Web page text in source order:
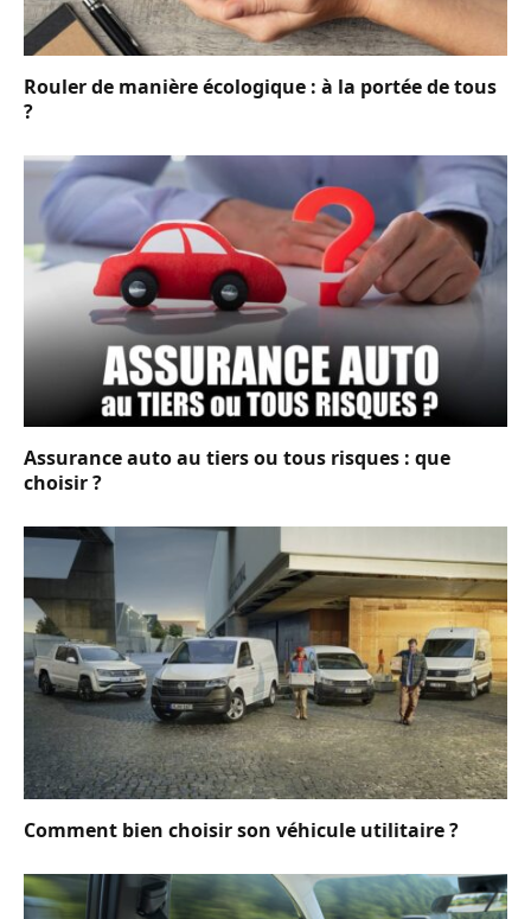
Rouler de manière écologique : à la portée de tous
?
Assurance auto au tiers ou tous risques : que
choisir ?
Comment bien choisir son véhicule utilitaire ?